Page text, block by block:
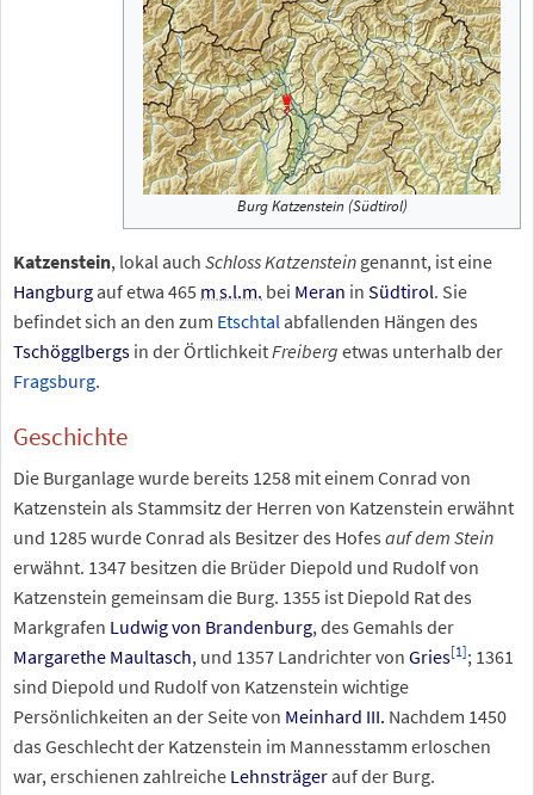
Burg Katzenstein (Südtirol)
Katzenstein, lokal auch Schloss Katzenstein genannt, ist eine
Hangburg auf etwa 465 m s.l.m. bei Meran in Südtirol. Sie
befindet sich an den zum Etschtal abfallenden Hängen des
Tschögglbergs in der ÖrtlichkeitFreiberg etwas unterhalb der
Fragsburg.
Geschichte
Die Burganlage wurde bereits 1258 mit einem Conrad von
Katzenstein als Stammsitz der Herren von Katzenstein erwähnt
und 1285 wurde Conrad als Besitzer des Hofes auf dem Stein
erwähnt. 1347 besitzen die Brüder Diepold und Rudolf von
Katzenstein gemeinsam die Burg. 1355 ist Diepold Rat des
Markgrafen Ludwig von Brandenburg, des Gemahls der
Margarethe Maultasch, und 1357 Landrichter von Gries[1]; 1361
sind Diepold und Rudolf von Katzenstein wichtige
Persönlichkeiten an der Seite von Meinhard III. Nachdem 1450
das Geschlecht der Katzenstein im Mannesstamm erloschen
war, erschienen zahlreiche Lehnsträger auf der Burg.